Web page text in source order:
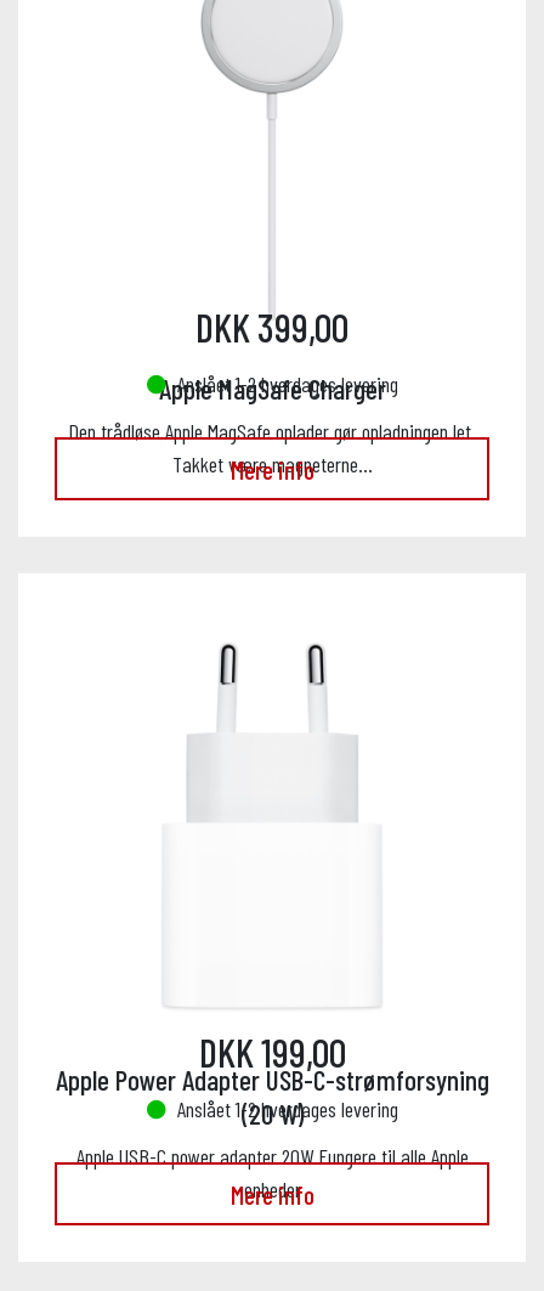
Apple MagSafe Charger
Den trådløse Apple MagSafe oplader gør opladningen let.
Takket være magneterne…
DKK 399,00
Anslået 1-2 hverdages levering
Mere info
Apple Power Adapter USB-C-strømforsyning
(20 W)
Apple USB-C power adapter 20W Fungere til alle Apple
enheder
DKK 199,00
Anslået 1-2 hverdages levering
Mere info